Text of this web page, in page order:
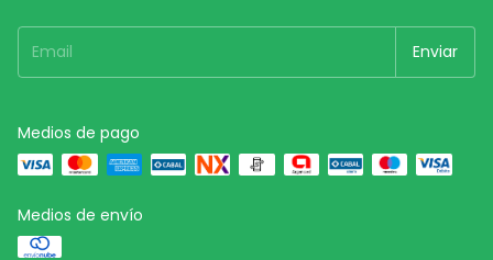
Medios de pago
Medios de envío